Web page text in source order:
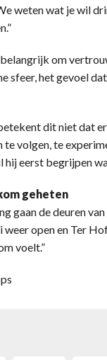
weten wat je wil
om
sfeer, het gevoel
dit niet dat
volgen, te
hij eerst begrijpen
geheten
gaan de deuren
open en Ter
voelt.”